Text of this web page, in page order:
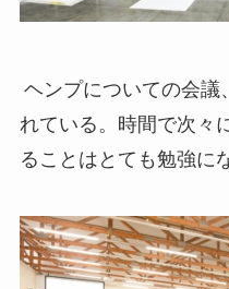
ヘンプについての会議
れている。時間で次々
ることはとても勉強に